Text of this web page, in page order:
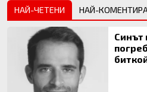
НАЙ-ЧЕТЕНИ НАЙ-
Синът